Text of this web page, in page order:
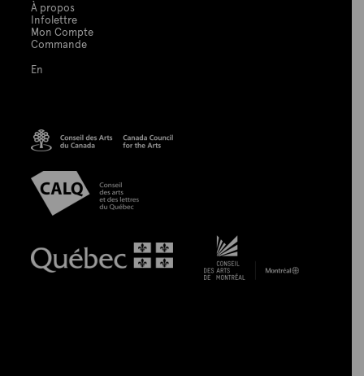
À propos
Infolettre
Mon Compte
Commande
En